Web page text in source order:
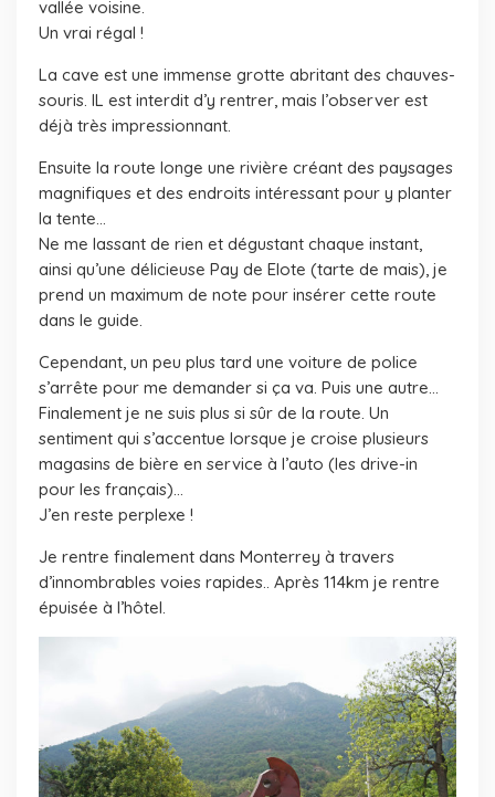
vallée voisine.
Un vrai régal !
La cave est une immense grotte abritant des chauves-
souris. IL est interdit d’y rentrer, mais l’observer est
déjà très impressionnant.
Ensuite la route longe une rivière créant des paysages
magnifiques et des endroits intéressant pour y planter
la tente…
Ne me lassant de rien et dégustant chaque instant,
ainsi qu’une délicieuse Pay de Elote (tarte de mais), je
prend un maximum de note pour insérer cette route
dans le guide.
Cependant, un peu plus tard une voiture de police
s’arrête pour me demander si ça va. Puis une autre…
Finalement je ne suis plus si sûr de la route. Un
sentiment qui s’accentue lorsque je croise plusieurs
magasins de bière en service à l’auto (les drive-in
pour les français)…
J’en reste perplexe !
Je rentre finalement dans Monterrey à travers
d’innombrables voies rapides.. Après 114km je rentre
épuisée à l’hôtel.